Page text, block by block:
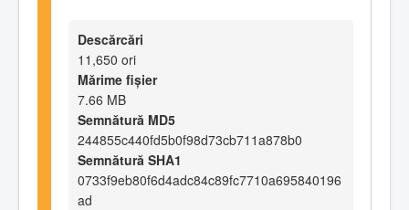
Descărcări
11,650 ori
Mărime fișier
7.66 MB
Semnătură MD5
244855c440fd5b0f98d73cb711a878b0
Semnătură SHA1
0733f9eb80f6d4adc84c89fc7710a695840196
ad